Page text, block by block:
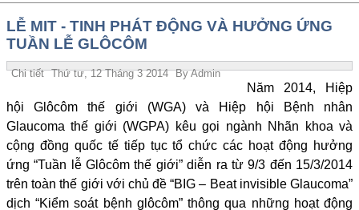
LỄ MIT - TINH PHÁT ĐỘNG VÀ HƯỞNG ỨNG
TUẦN LỄ GLÔCÔM
Chi tiết Thứ tư, 12 Tháng 3 2014 ByAdmin
Năm 2014, Hiệp
hội Glôcôm thế giới (WGA) và Hiệp hội Bệnh nhân
Glaucoma thế giới (WGPA) kêu gọi ngành Nhãn khoa và
cộng đồng quốc tế tiếp tục tổ chức các hoạt động hưởng
ứng “Tuần lễ Glôcôm thế giới” diễn ra từ 9/3 đến 15/3/2014
trên toàn thế giới với chủ đề “BIG – Beat invisible Glaucoma”
dịch “Kiểm soát bệnh glôcôm” thông qua những hoạt động